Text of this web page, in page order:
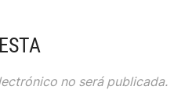
no será publicada.